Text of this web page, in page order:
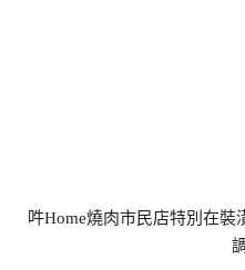
吽Home燒肉市民店特別在